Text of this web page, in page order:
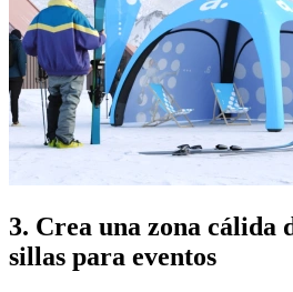
3. Crea una zona cálida
sillas para eventos